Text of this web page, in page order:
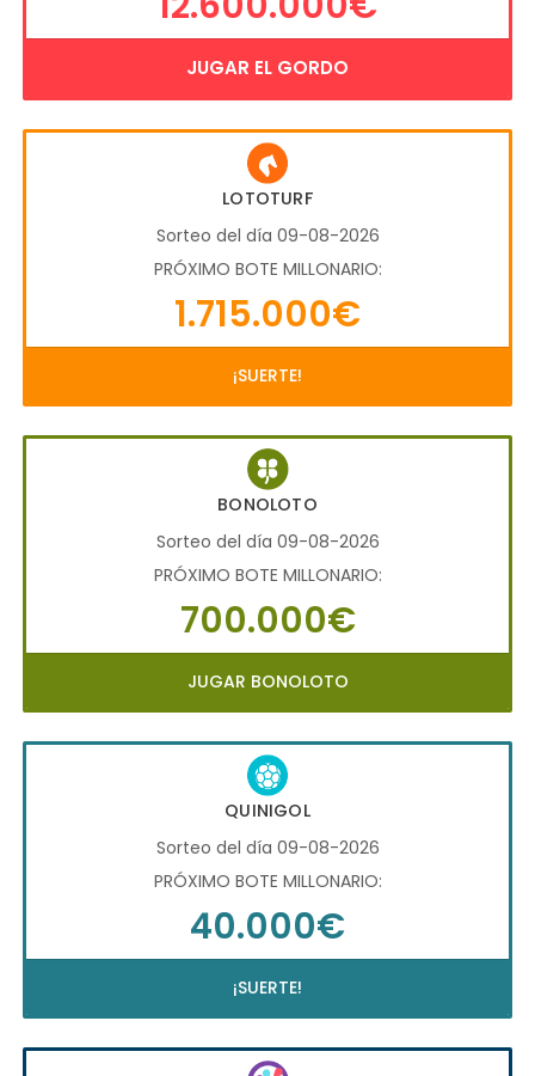
JUGAR EL GORDO
LOTOTURF
Sorteo del día 09-08-2026
PRÓXIMO BOTE MILLONARIO:
1.715.000€
¡SUERTE!
BONOLOTO
Sorteo del día 09-08-2026
PRÓXIMO BOTE MILLONARIO:
700.000€
JUGAR BONOLOTO
QUINIGOL
Sorteo del día 09-08-2026
PRÓXIMO BOTE MILLONARIO:
40.000€
¡SUERTE!